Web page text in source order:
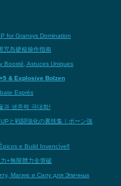
for Gransys Domination
咒岛硬核操作指南
Boosté, Astuces Uniques
& Explosive Bolzen
Exprés
과 생존력 극대화!
と戦闘強化の裏技集｜ポーン強
e Build Invencível!
+無限體力全突破
Магию и Силу для Эпичных